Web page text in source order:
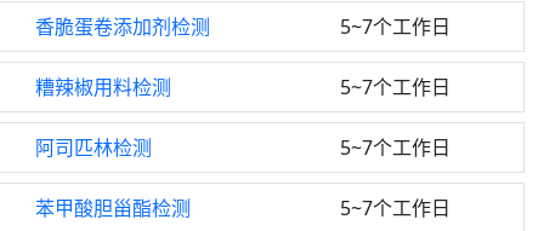
香脆蛋卷添加剂检测 5~7个工作日
糟辣椒用料检测 5~7个工作日
阿司匹林检测 5~7个工作日
苯甲酸胆甾酯检测 5~7个工作日